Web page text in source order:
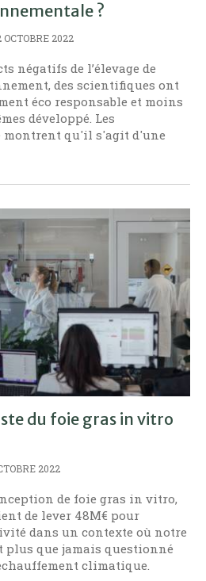
?
OCTOBRE 2022
négatifs de l’élevage de
des scientifiques ont
éco responsable et moins
développé. Les
montrent qu'il s'agit d'une
du foie gras in vitro
2022
de foie gras in vitro,
de lever 48M€ pour
dans un contexte où notre
plus que jamais questionné
climatique.